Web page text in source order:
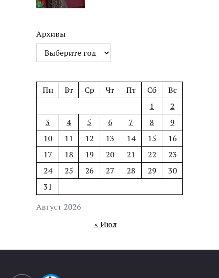
Архивы
Август 2026
Пн Вт Ср Чт Пт Сб
Вс
1
2
3
4 5 6 7 8
9
10
11 12 13 14 15
16
17
18 19 20 21 22
23
24
25 26 27 28 29
30
31
« Июл